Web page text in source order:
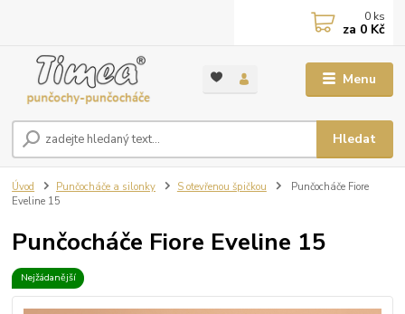
Menu
Hledat
0 ks
za 0 Kč
Úvod Punčocháče a silonky S otevřenou špičkou
Punčocháče Fiore
Eveline 15
Punčocháče Fiore Eveline 15
Nejžádanější